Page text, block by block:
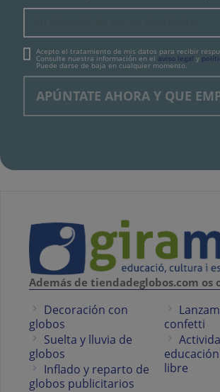
Acepto el tratamiento de mis datos para recibir
Consulte nuestra información en el aviso legal y
Puede darse de baja en cualquier momento.
Además de tiendadeglobos.com os
Decoración con
globos
Suelta y lluvia de
globos
Inflado y reparto de
globos publicitarios
confetti
libre